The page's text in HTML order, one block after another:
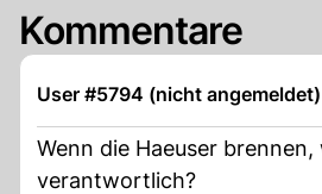
Kommentare
User #5794 (nicht angemeldet)
Wenn die Haeuser
verantwortlich?